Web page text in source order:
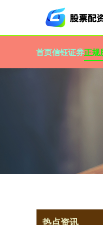
首页信钰证券正规
热点资讯